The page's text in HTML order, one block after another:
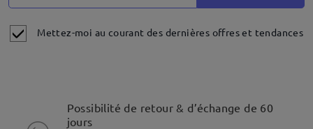
Mettez-moi au courant des dernières offres et tendances
Possibilité de retour & d’échange de 60
jours